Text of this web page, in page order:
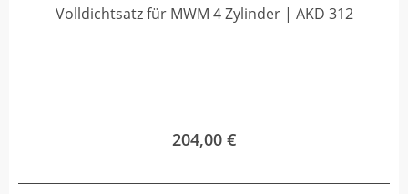
Volldichtsatz für MWM 4 Zylinder | AKD 312
204,00 €